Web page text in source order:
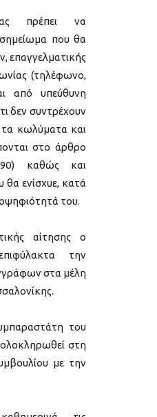
πρέπει να
που θα
επαγγελματικής
(τηλέφωνο,
από υπεύθυνη
δεν συντρέχουν
κωλύματα και
στο άρθρο
καθώς και
θα ενίσχυε, κατά
του.
αίτησης ο
την
στα μέλη
του
στη
με την